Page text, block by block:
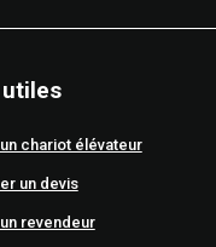
chariot élévateur
un devis
revendeur